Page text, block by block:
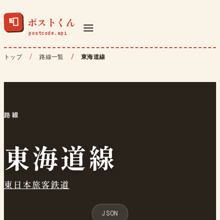
📮 ポストくん
トップ 路線一覧 東海道線
路線
東海道線
東日本旅客鉄道
JSON